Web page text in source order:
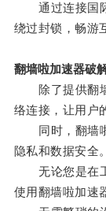
通过连接国际
绕过封锁，畅游
翻墙啦加速器破
除了提供翻墙
络连接，让用户
同时，翻墙啦
隐私和数据安全。
无论您是在工
使用翻墙啦加速